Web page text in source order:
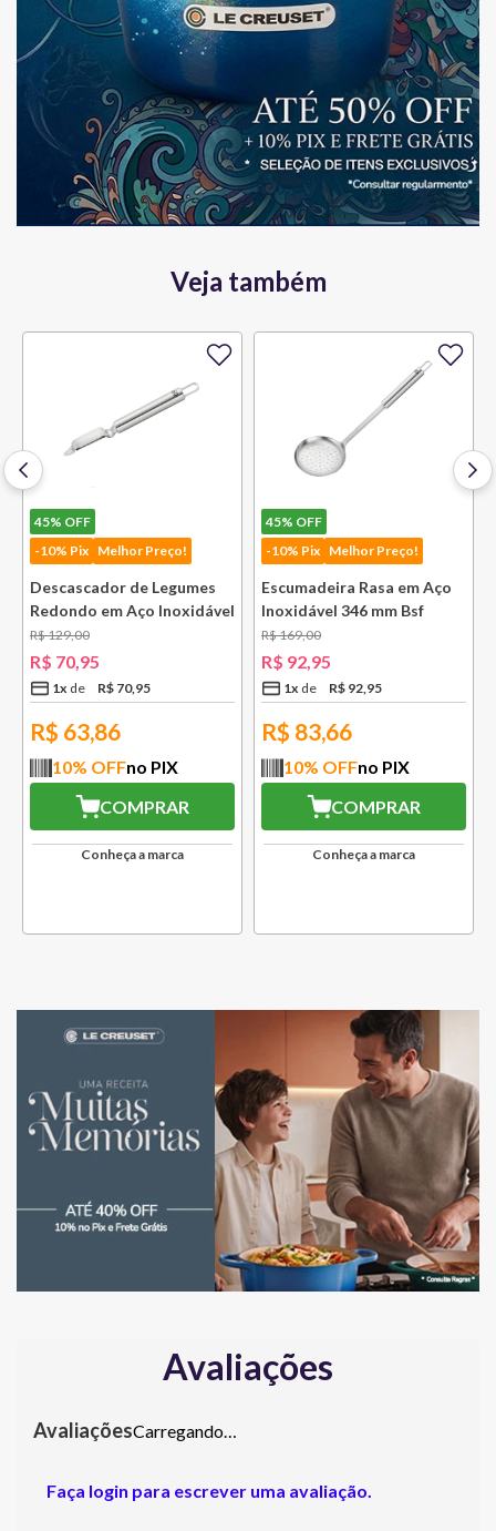
Veja também
45% OFF
-10% Pix Melhor Preço!
Descascador de Legumes
Redondo em Aço Inoxidável
131 mm Bsf
R$129,00
R$ 70,95
1x R$ 70,95
R$ 63,86
10% OFFno PIX
COMPRAR
Conheça a marca
45% OFF
-10% Pix Melhor Preço!
Escumadeira Rasa em Aço
Inoxidável 346 mm Bsf
R$169,00
R$ 92,95
1x R$ 92,95
R$ 83,66
10% OFFno PIX
COMPRAR
Conheça a marca
Avaliações
Carregando…
Faça login para escrever uma avaliação.